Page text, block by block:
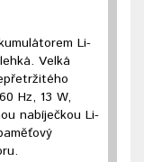
Li-
Velká
Hz, 13 W,
nabíječkou Li-